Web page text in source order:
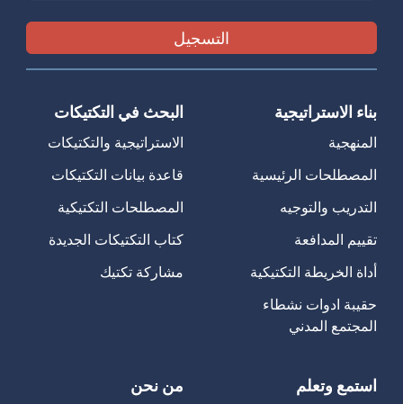
بناء الاستراتيجية
المنهجية
المصطلحات الرئيسية
التدريب والتوجيه
تقييم المدافعة
أداة الخريطة التكتيكية
حقيبة ادوات نشطاء
المجتمع المدني
البحث في التكتيكات
الاستراتيجية والتكتيكات
قاعدة بيانات التكتيكات
المصطلحات التكتيكية
كتاب التكتيكات الجديدة
مشاركة تكتيك
استمع وتعلم من نحن